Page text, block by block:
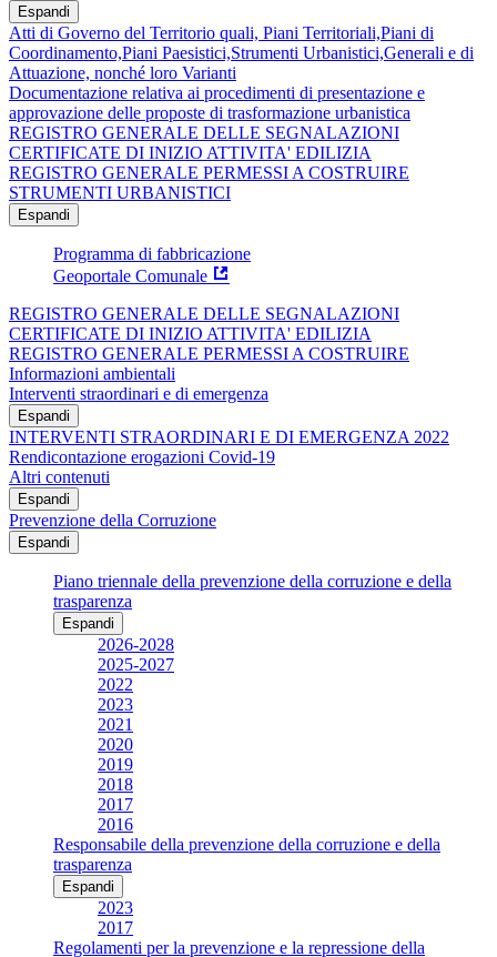
Espandi
Atti di Governo del Territorio quali, Piani Territoriali,Piani di
Coordinamento,Piani Paesistici,Strumenti Urbanistici,Generali e di
Attuazione, nonché loro Varianti
Documentazione relativa ai procedimenti di presentazione e
approvazione delle proposte di trasformazione urbanistica
REGISTRO GENERALE DELLE SEGNALAZIONI
CERTIFICATE DI INIZIO ATTIVITA' EDILIZIA
REGISTRO GENERALE PERMESSI A COSTRUIRE
STRUMENTI URBANISTICI
Espandi
Programma di fabbricazione
Geoportale Comunale
REGISTRO GENERALE DELLE SEGNALAZIONI
CERTIFICATE DI INIZIO ATTIVITA' EDILIZIA
REGISTRO GENERALE PERMESSI A COSTRUIRE
Informazioni ambientali
Interventi straordinari e di emergenza
Espandi
INTERVENTI STRAORDINARI E DI EMERGENZA 2022
Rendicontazione erogazioni Covid-19
Altri contenuti
Espandi
Prevenzione della Corruzione
Espandi
Piano triennale della prevenzione della corruzione e della
trasparenza
Espandi
2026-2028
2025-2027
2022
2023
2021
2020
2019
2018
2017
2016
Responsabile della prevenzione della corruzione e della
trasparenza
Espandi
2023
2017
Regolamenti per la prevenzione e la repressione della